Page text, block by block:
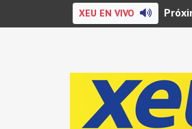
XEU EN VIVO